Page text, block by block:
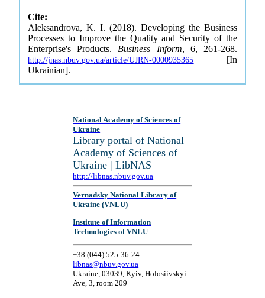
Cite:
Aleksandrova, K. I. (2018). Developing the Business
Processes to Improve the Quality and Security of the
Enterprise's Products. Business Inform, 6, 261-268.
http://jnas.nbuv.gov.ua/article/UJRN-0000935365 [In
Ukrainian].
National Academy of Sciences of
Ukraine
Library portal of National
Academy of Sciences of
Ukraine | LibNAS
http://libnas.nbuv.gov.ua
Vernadsky National Library of
Ukraine (VNLU)
Institute of Information
Technologies of VNLU
+38 (044) 525-36-24
libnas@nbuv.gov.ua
Ukraine, 03039, Kyiv, Holosiivskyi
Ave, 3, room 209